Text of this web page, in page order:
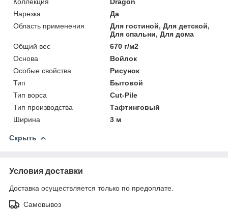
Нарезка
Да
Область применения
Для гостиной, Для детской,
Для спальни, Для дома
Общий вес
670 г/м2
Основа
Войлок
Особые свойства
Рисунок
Тип
Бытовой
Тип ворса
Cut-Pile
Тип производства
Тафтинговый
Ширина
3 м
Скрыть
Условия доставки
Доставка осуществляется только по предоплате.
Самовывоз